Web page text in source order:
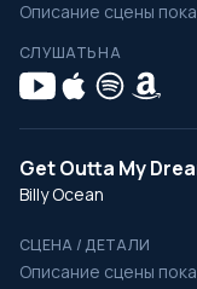
Описание сцены
СЛУШАТЬ НА
Get Outta My
Billy Ocean
СЦЕНА / ДЕТАЛИ
Описание сцены